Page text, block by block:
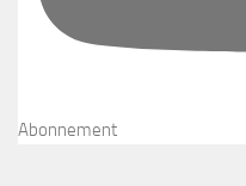
Abonnement